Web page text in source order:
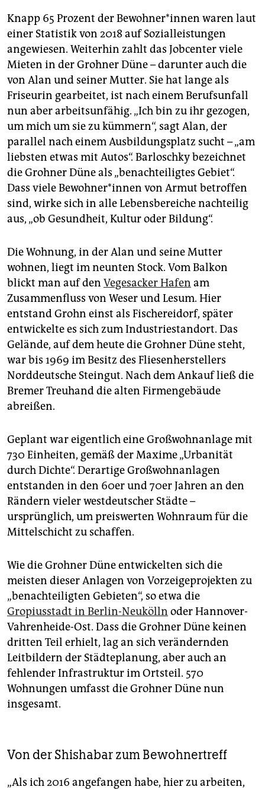
Knapp 65 Prozent der Be­woh­ne­r*in­nen waren laut
einer Statistik von 2018 auf Sozialleistungen
angewiesen. Weiterhin zahlt das Jobcenter viele
Mieten in der Grohner Düne – darunter auch die
von Alan und seiner Mutter. Sie hat lange als
Friseurin gearbeitet, ist nach einem Berufsunfall
nun aber arbeitsunfähig. „Ich bin zu ihr gezogen,
um mich um sie zu kümmern“, sagt Alan, der
parallel nach einem Ausbildungsplatz sucht – „am
liebsten etwas mit Autos“. Barloschky bezeichnet
die Grohner Düne als „benachteiligtes Gebiet“.
Dass viele Be­woh­ne­r*in­nen von Armut betroffen
sind, wirke sich in alle Lebensbereiche nachteilig
aus, „ob Gesundheit, Kultur oder Bildung“.
Die Wohnung, in der Alan und seine Mutter
wohnen, liegt im neunten Stock. Vom Balkon
blickt man auf den Vegesacker Hafen am
Zusammenfluss von Weser und Lesum. Hier
entstand Grohn einst als Fischereidorf, später
entwickelte es sich zum Industriestandort. Das
Gelände, auf dem heute die Grohner Düne steht,
war bis 1969 im Besitz des Fliesenherstellers
Norddeutsche Steingut. Nach dem Ankauf ließ die
Bremer Treuhand die alten Firmengebäude
abreißen.
Geplant war eigentlich eine Großwohnanlage mit
730 Einheiten, gemäß der Maxime „Urbanität
durch Dichte“. Derartige Großwohnanlagen
entstanden in den 60er und 70er Jahren an den
Rändern vieler westdeutscher Städte –
ursprünglich, um preiswerten Wohnraum für die
Mittelschicht zu schaffen.
Wie die Grohner Düne entwickelten sich die
meisten dieser Anlagen von Vorzeigeprojekten zu
„benachteiligten Gebieten“, so etwa die
Gropiusstadt in Berlin-Neukölln oder Hannover-
Vahrenheide-Ost. Dass die Grohner Düne keinen
dritten Teil erhielt, lag an sich verändernden
Leitbildern der Städteplanung, aber auch an
fehlender Infrastruktur im Ortsteil. 570
Wohnungen umfasst die Grohner Düne nun
insgesamt.
Von der Shishabar zum Bewohnertreff
„Als ich 2016 angefangen habe, hier zu arbeiten,